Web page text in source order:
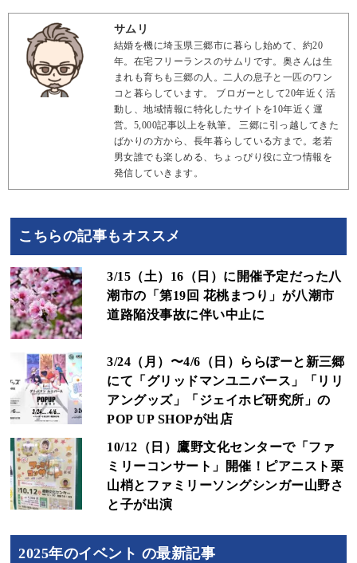
サムリ
結婚を機に埼玉県三郷市に暮らし始めて、約20
年。在宅フリーランスのサムリです。奥さんは生
まれも育ちも三郷の人。二人の息子と一匹のワン
コと暮らしています。 ブロガーとして20年近く活
動し、地域情報に特化したサイトを10年近く運
営。5,000記事以上を執筆。 三郷に引っ越してきた
ばかりの方から、長年暮らしている方まで。老若
男女誰でも楽しめる、ちょっぴり役に立つ情報を
発信していきます。
こちらの記事もオススメ
3/15（土）16（日）に開催予定だった八
潮市の「第19回 花桃まつり」が八潮市
道路陥没事故に伴い中止に
3/24（月）〜4/6（日）ららぽーと新三郷
にて「グリッドマンユニバース」「リリ
アングッズ」「ジェイホビ研究所」の
POP UP SHOPが出店
10/12（日）鷹野文化センターで「ファ
ミリーコンサート」開催！ピアニスト栗
山梢とファミリーソングシンガー山野さ
と子が出演
2025年のイベント の最新記事